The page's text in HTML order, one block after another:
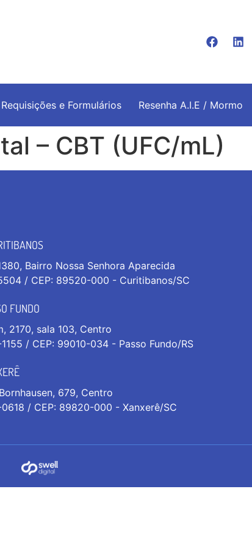
Requisições e Formulários Resenha A.I.E / Mormo
– CBT (UFC/mL)
Bairro Nossa Senhora Aparecida
/ CEP: 89520-000 - Curitibanos/SC
FUNDO
2170, sala 103, Centro
/ CEP: 99010-034 - Passo Fundo/RS
679, Centro
/ CEP: 89820-000 - Xanxerê/SC